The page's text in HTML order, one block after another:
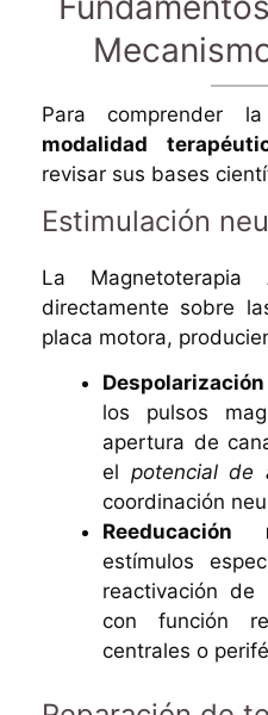
Para comprender
modalidad
revisar sus bases
Estimulación
La
directamente sobre
placa motora,
los pulsos
apertura de
el potencial de
coordinación
Reeducación
estímulos
reactivación de
con función
centrales o